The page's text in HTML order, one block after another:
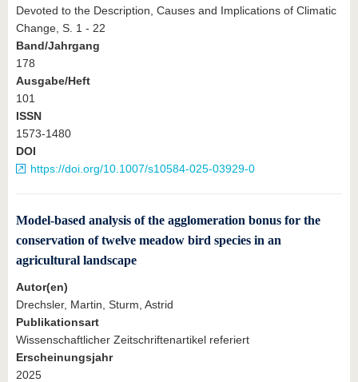
Devoted to the Description, Causes and Implications of Climatic
Change, S. 1 - 22
Band/Jahrgang
178
Ausgabe/Heft
101
ISSN
1573-1480
DOI
https://doi.org/10.1007/s10584-025-03929-0
Model-based analysis of the agglomeration bonus for the
conservation of twelve meadow bird species in an
agricultural landscape
Autor(en)
Drechsler, Martin, Sturm, Astrid
Publikationsart
Wissenschaftlicher Zeitschriftenartikel referiert
Erscheinungsjahr
2025